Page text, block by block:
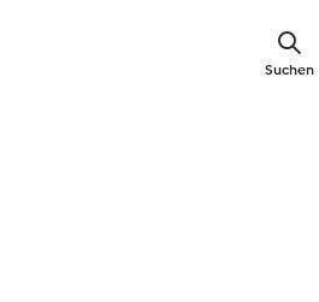
Suchen